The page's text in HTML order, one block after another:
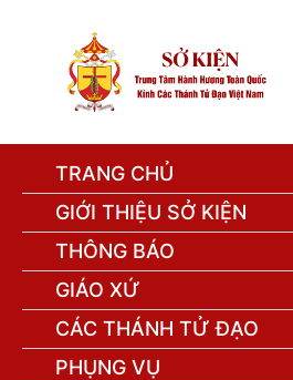
TRANG CHỦ
GIỚI THIỆU SỞ KIỆN
THÔNG BÁO
GIÁO XỨ
CÁC THÁNH TỬ ĐẠO
PHỤNG VỤ